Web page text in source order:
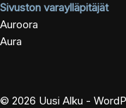
Sivuston varaylläpitäjät
Auroora
Aura
© 2026 Uusi Alku -